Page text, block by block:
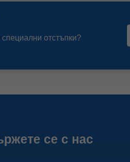
отстъпки?
се с нас